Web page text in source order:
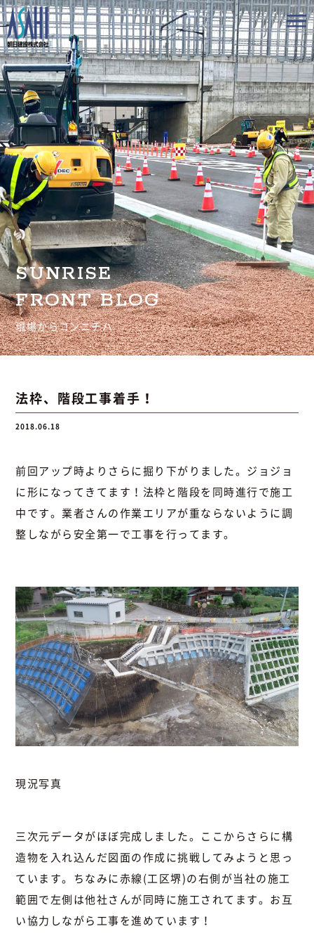
トップ
私たちの想いと強み
事業案内
会社情報
採用情報
お知らせ
BLOG
お問い合わせ
SUNRISE
FRONT BLOG
現場からコンニチハ
法枠、階段工事着手！
2018.06.18
前回アップ時よりさらに掘り下がりました。ジョジョ
に形になってきてます！法枠と階段を同時進行で施工
中です。業者さんの作業エリアが重ならないように調
整しながら安全第一で工事を行ってます。
現況写真
三次元データがほぼ完成しました。ここからさらに構
造物を入れ込んだ図面の作成に挑戦してみようと思っ
ています。ちなみに赤線(工区堺)の右側が当社の施工
範囲で左側は他社さんが同時に施工されてます。お互
い協力しながら工事を進めています！